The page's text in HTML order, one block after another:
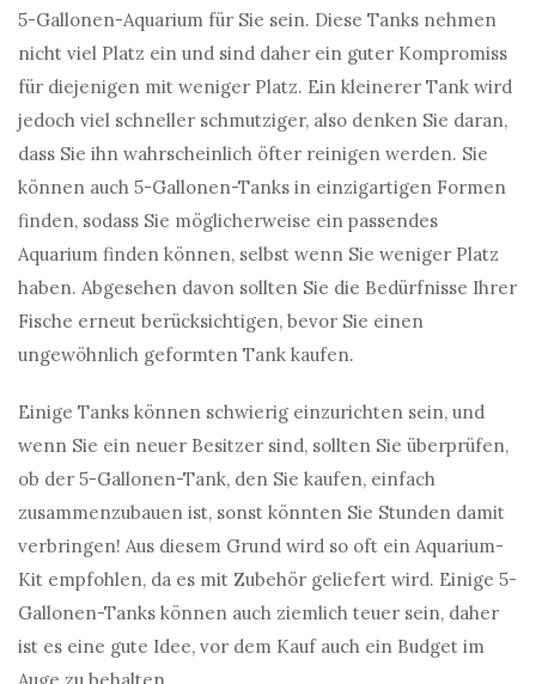
5-Gallonen-Aquarium für Sie sein. Diese Tanks nehmen
nicht viel Platz ein und sind daher ein guter Kompromiss
für diejenigen mit weniger Platz. Ein kleinerer Tank wird
jedoch viel schneller schmutziger, also denken Sie daran,
dass Sie ihn wahrscheinlich öfter reinigen werden. Sie
können auch 5-Gallonen-Tanks in einzigartigen Formen
finden, sodass Sie möglicherweise ein passendes
Aquarium finden können, selbst wenn Sie weniger Platz
haben. Abgesehen davon sollten Sie die Bedürfnisse Ihrer
Fische erneut berücksichtigen, bevor Sie einen
ungewöhnlich geformten Tank kaufen.
Einige Tanks können schwierig einzurichten sein, und
wenn Sie ein neuer Besitzer sind, sollten Sie überprüfen,
ob der 5-Gallonen-Tank, den Sie kaufen, einfach
zusammenzubauen ist, sonst könnten Sie Stunden damit
verbringen! Aus diesem Grund wird so oft ein Aquarium-
Kit empfohlen, da es mit Zubehör geliefert wird. Einige 5-
Gallonen-Tanks können auch ziemlich teuer sein, daher
ist es eine gute Idee, vor dem Kauf auch ein Budget im